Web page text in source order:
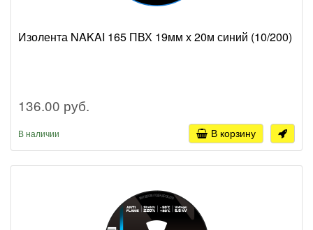
Изолента NAKAI 165 ПВХ 19мм х 20м синий (10/200)
136.00 руб.
В наличии В корзину